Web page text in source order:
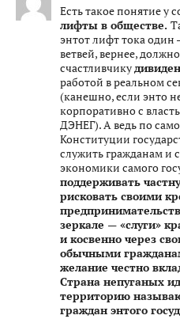
Есть такое понятие у
лифты в обществе.
энтот лифт тока один
ветвей, вернее,
счастливчику
работой в реальном
(канешно, если энто
корпоративно с
ДЭНЕГ). А ведь по
Конституции
служить гражданам и
экономики самого
поддерживать
рисковать своими
зеркале — «слуги»
и косвенно через
обычными
желание честно
Страна непуганых
территорию
граждан энтого